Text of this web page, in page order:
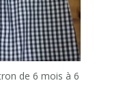
de 6 mois à 6